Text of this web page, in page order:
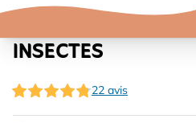
CAKE AUX
INSECTES
22 avis